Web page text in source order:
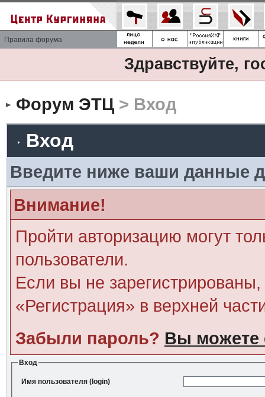
Правила форума
Здравствуйте,
Форум ЭТЦ> Вход
Вход
Введите ниже ваши данные
Внимание!
Пройти авторизацию могут
пользователи.
Если вы не
«Регистрация» в верхней
Забыли пароль? Вы можете
Вход
Имя пользователя (login)